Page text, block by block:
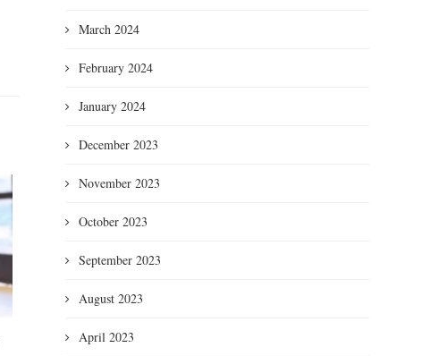
Les Black Panthers : mémoire, dignité
March 2024
February 2024
January 2024
December 2023
November 2023
October 2023
September 2023
August 2023
April 2023